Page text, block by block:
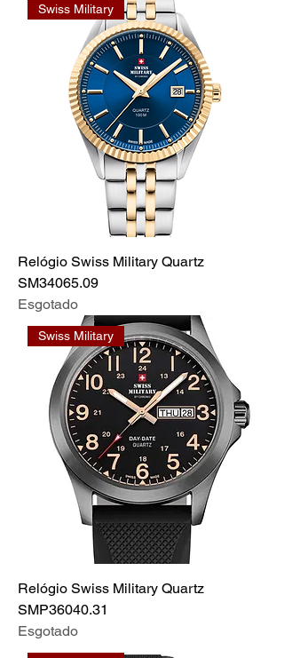
Swiss Military
Relógio Swiss Military Quartz
SM34065.09
Esgotado
Swiss Military
Relógio Swiss Military Quartz
SMP36040.31
Esgotado